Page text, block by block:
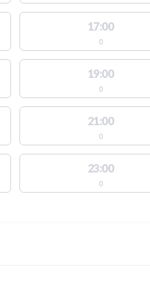
17:00
0
19:00
0
21:00
0
23:00
0